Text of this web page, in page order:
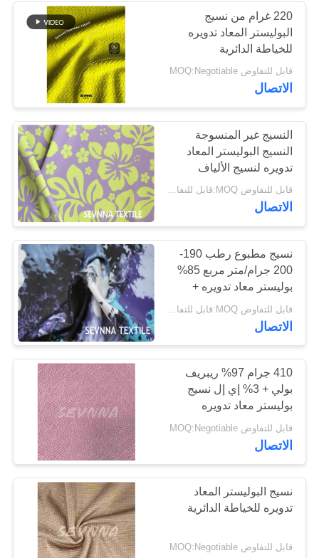
PRIVACY
POLICY
نسيج Repreve
الايكولوجية ودية
ملابس السباحة
النسيج
105
نسيج محبوك
170
نسيج ملابس اليوغا
164
220 غرام من نسيج
البوليستر المعاد تدويره
للخياطة الدائرية
قابل للتفاوض MOQ:Negotiable
الاتصال
النسيج غير المنسوجة
النسيج البوليستر المعاد
تدويره لنسيج الألياف
متماسكة جيرسي
Repreve
قابل للتفاوض MOQ:قابل للتفاوض
الاتصال
نسيج مطبوع رطب 190-
200 جرام/متر مربع 85%
بوليستر معاد تدويره +
15% سباندكس YCTP-
064
الاتصال
410 جرام 97% ريبريف
بولي + 3% إي إل نسيج
بوليستر معاد تدويره
للحياكة الدائرية
قابل للتفاوض MOQ:Negotiable
الاتصال
نسيج البوليستر المعاد
تدويره للخياطة الدائرية
قابل للتفاوض MOQ:Negotiable